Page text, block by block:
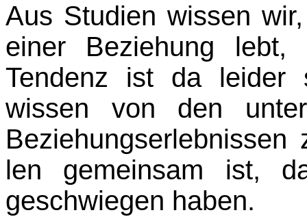
Aus Studien wissen
einer Beziehung
Tendenz ist da leider
wissen von den
len gemeinsam ist,
geschwiegen haben.